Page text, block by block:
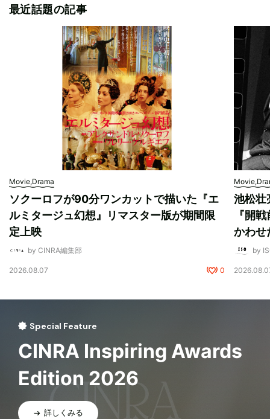
最近話題の記事
Movie,Drama
ソクーロフが90分ワンカットで描いた『エ
ルミタージュ幻想』リマスター版が期間限
定上映
by CINRA編集部
2026.08.07 0
池松壮
『開
かわせ
by
Special Feature
CINRA Inspiring Awards
Edition 2026
詳しくみる